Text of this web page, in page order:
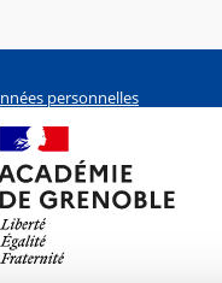
personnelles